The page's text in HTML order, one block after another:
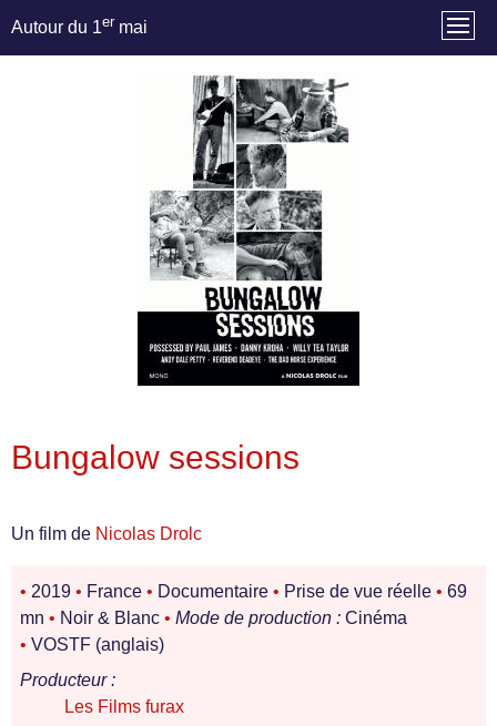
Autour du 1er mai
Bungalow sessions
Un film de Nicolas Drolc
• 2019 • France • Documentaire • Prise de vue réelle • 69
mn • Noir & Blanc • Mode de production : Cinéma
• VOSTF (anglais)
Producteur :
Les Films furax